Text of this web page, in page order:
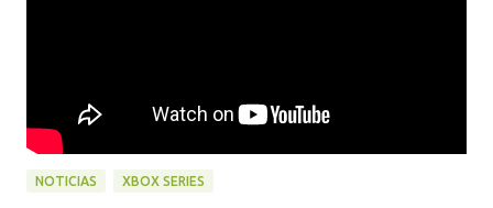
NOTICIAS XBOX SERIES